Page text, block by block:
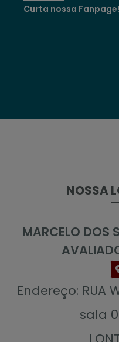
Curta nossa Fanpage!
NOSSA
MARCELO DOS
Endereço: RUA
sala